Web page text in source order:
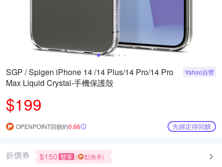
SGP / Spigen iPhone 14 /14 Plus/14 Pro/14 Pro
Max Liquid Crystal-手機保護殼
$199
Yahoo自營
OPENPOINT回饋約0.66 先綁定得回饋
折價券 $150 雙享 ( 點換券)